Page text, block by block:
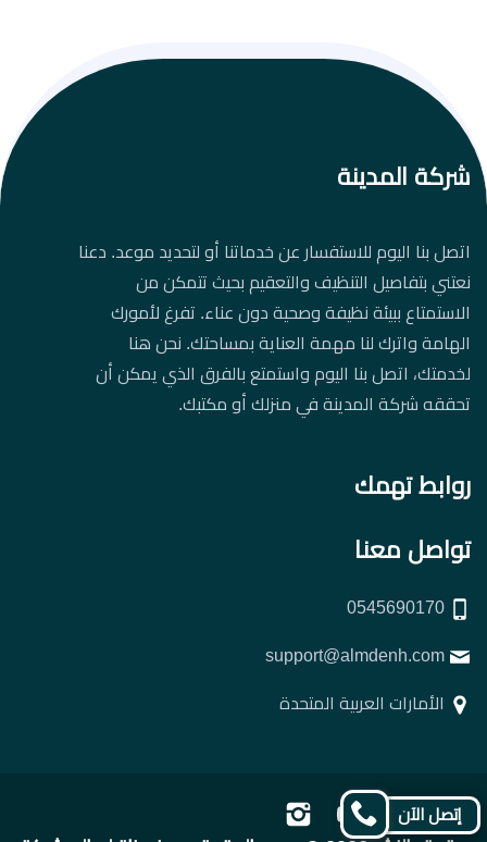
شركة المدينة
اتصل بنا اليوم للاستفسار عن خدماتنا أو لتحديد موعد. دعنا
نعتني بتفاصيل التنظيف والتعقيم بحيث تتمكن من
الاستمتاع ببيئة نظيفة وصحية دون عناء. تفرغ لأمورك
الهامة واترك لنا مهمة العناية بمساحتك. نحن هنا
لخدمتك، اتصل بنا اليوم واستمتع بالفرق الذي يمكن أن
تحققه شركة المدينة في منزلك أو مكتبك.
روابط تهمك
تواصل معنا
الأمارات العربية المتحدة
تابعنا
تابعنا
تابعنا
إتصل الآن